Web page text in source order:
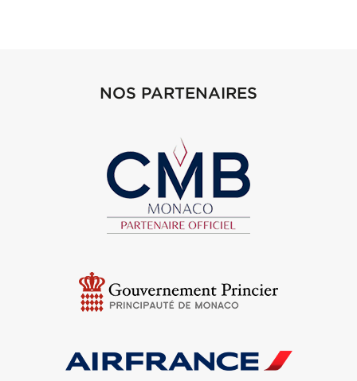
NOS PARTENAIRES